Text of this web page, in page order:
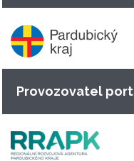
Provozovatel